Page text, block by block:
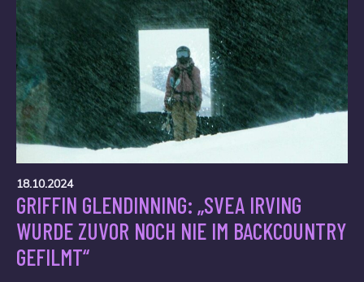
18.10.2024
GRIFFIN GLENDINNING: „SVEA IRVING
WURDE ZUVOR NOCH NIE IM BACKCOUNTRY
GEFILMT“